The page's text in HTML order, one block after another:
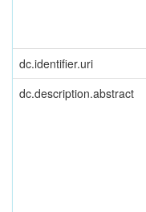
dc.identifier.uri
dc.description.abstract